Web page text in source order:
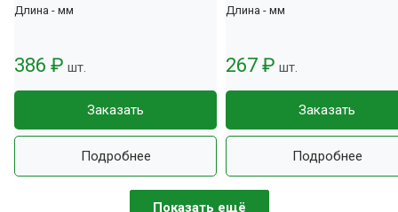
Длина - мм
386 ₽ шт.
Заказать
Подробнее
Длина - мм
267 ₽ шт.
Заказать
Подробнее
Показать ещё